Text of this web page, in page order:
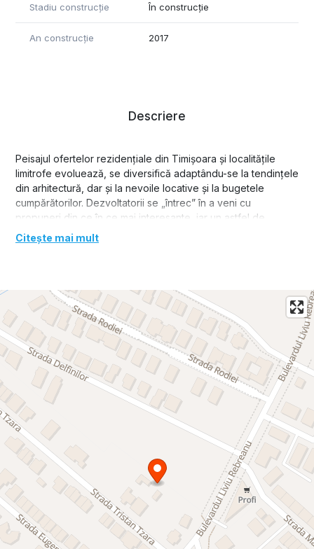
Stadiu construcție În construcție
An construcție 2017
Descriere
Peisajul ofertelor rezidențiale din Timișoara și localitățile
limitrofe evoluează, se diversifică adaptându-se la tendințele
din arhitectură, dar și la nevoile locative și la bugetele
cumpărătorilor. Dezvoltatorii se „întrec” în a veni cu
propuneri din ce în ce mai interesante, iar un astfel de
proiect care propune o alternativă viabilă pentru
cumpărătorul timișorean este Ansamblul rezidențial
agitația orașului, dar să nu se priveze de facilitățile pe care
acesta le oferă.
DETALII TEHNICE
Ansamblul rezidențial "Firenze" va ofera 32 apartamente cu
doua și trei camere. Situat într-o zonă extrem de apreciată și
liniștită, pe strada Delfinului, în zona Aradului.
Ansamblul este construit din materiale de cea mai bună
calitate atât la nivelul structurii, cât și în ceea ce privește
finisajele interioare și exterioare, instalațiile electrice și
sanitare, astfel încât să ofere cumpărătorului alternativa unei
investiții rezidențiale durabile care îi va oferi condiții de
confort optime într-un spațiu compartimentat și amenajat
după un concept arhitectural modern.
CONCEPT ŞI ARHITECTURĂ
Cu un design și o arhitectură modernă, imobilul se
încadrează perfect în zona rezidențială de lux a municipiului.
Citește mai mult